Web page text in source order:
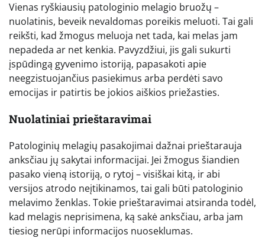
Vienas ryškiausių patologinio melagio bruožų –
nuolatinis, beveik nevaldomas poreikis meluoti. Tai gali
reikšti, kad žmogus meluoja net tada, kai melas jam
nepadeda ar net kenkia. Pavyzdžiui, jis gali sukurti
įspūdingą gyvenimo istoriją, papasakoti apie
neegzistuojančius pasiekimus arba perdėti savo
emocijas ir patirtis be jokios aiškios priežasties.
Nuolatiniai prieštaravimai
Patologinių melagių pasakojimai dažnai prieštarauja
anksčiau jų sakytai informacijai. Jei žmogus šiandien
pasako vieną istoriją, o rytoj – visiškai kitą, ir abi
versijos atrodo neįtikinamos, tai gali būti patologinio
melavimo ženklas. Tokie prieštaravimai atsiranda todėl,
kad melagis neprisimena, ką sakė anksčiau, arba jam
tiesiog nerūpi informacijos nuoseklumas.